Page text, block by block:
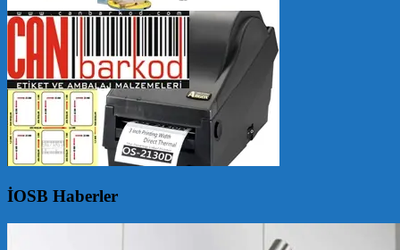
İOSB Haberler